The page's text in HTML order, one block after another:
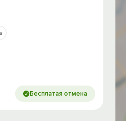
Бесплатая отмена